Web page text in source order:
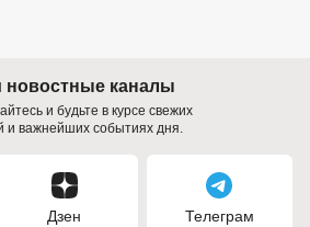
новостные каналы
и будьте в курсе свежих
и важнейших событиях дня.
Дзен Телеграм